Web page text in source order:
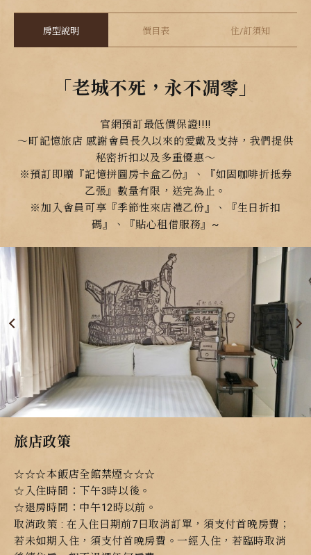
房型說明 價目表 住/訂須知
「老城不死，永不凋零」
官網預訂最低價保證!!!!
～町記憶旅店 感謝會員長久以來的愛戴及支持，我們提供
秘密折扣以及多重優惠～
※預訂即贈『記憶拼圖房卡盒乙份』、『如固咖啡折抵券
乙張』數量有限，送完為止。
※加入會員可享『季節性來店禮乙份』、『生日折扣
碼』、『貼心租借服務』~
旅店政策
☆☆☆本飯店全館禁煙☆☆☆
☆入住時間：下午3時以後。
☆退房時間：中午12時以前。
取消政策 : 在入住日期前7日取消訂單，須支付首晚房費；
若未如期入住，須支付首晚房費。一經入住，若臨時取消